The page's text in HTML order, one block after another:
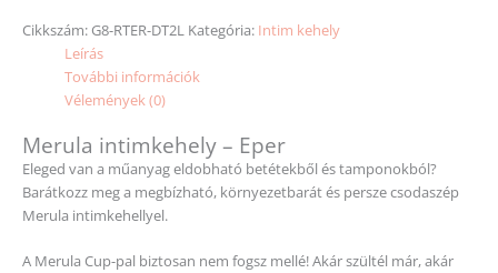
Cikkszám: G8-RTER-DT2L Kategória: Intim kehely
Leírás
További információk
Vélemények (0)
Merula intimkehely – Eper
Eleged van a műanyag eldobható betétekből és tamponokból?
Barátkozz meg a megbízható, környezetbarát és persze csodaszép
Merula intimkehellyel.
A Merula Cup-pal biztosan nem fogsz mellé! Akár szültél már, akár